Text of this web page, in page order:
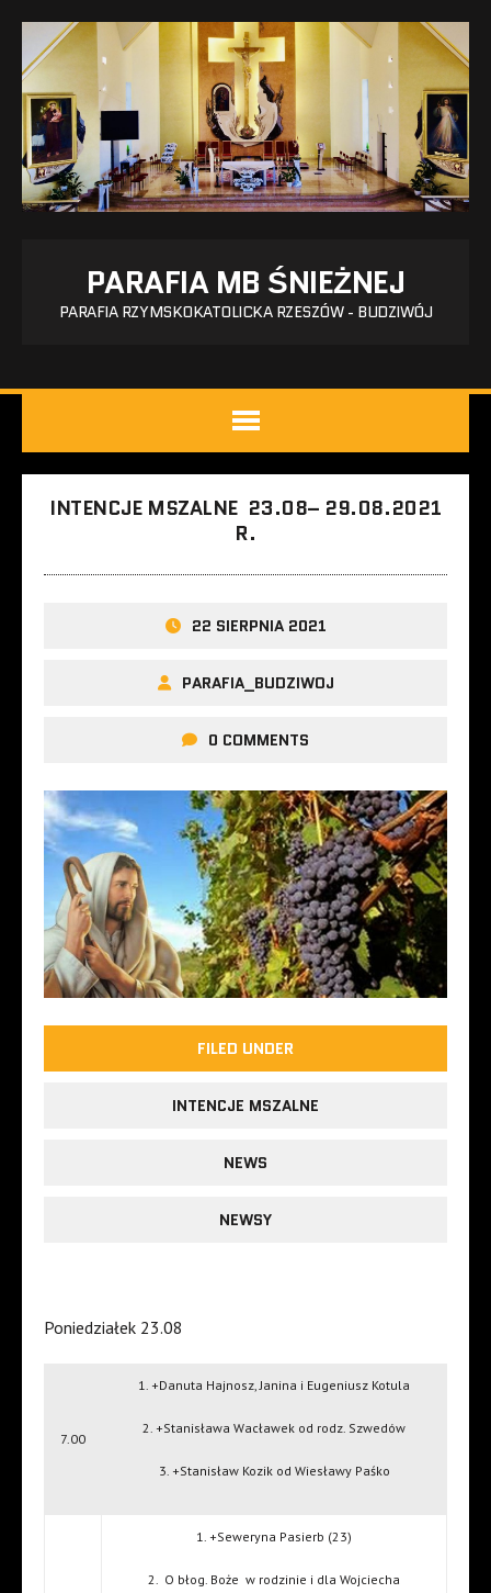
PARAFIA MB ŚNIEŻNEJ
PARAFIA RZYMSKOKATOLICKA RZESZÓW - BUDZIWÓJ
INTENCJE MSZALNE 23.08– 29.08.2021
R.
22 SIERPNIA 2021
PARAFIA_BUDZIWOJ
0 COMMENTS
FILED UNDER
INTENCJE MSZALNE
NEWS
NEWSY
Poniedziałek 23.08
7.00
1. +Danuta Hajnosz, Janina i Eugeniusz Kotula
2. +Stanisława Wacławek od rodz. Szwedów
3. +Stanisław Kozik od Wiesławy Paśko
1. +Seweryna Pasierb (23)
2. O błog. Boże w rodzinie i dla Wojciecha